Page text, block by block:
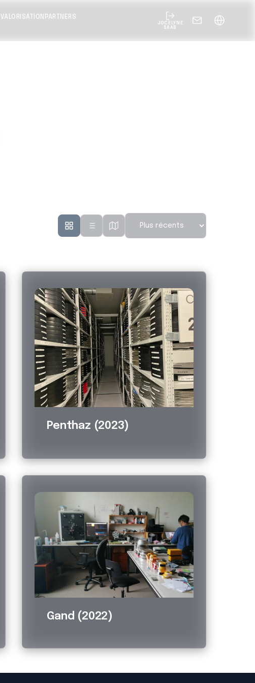
VALORISATION PARTNERS
JOCELYNE
SAAB
Grille Liste Carte
Sort
Penthaz (2023)
Gand (2022)